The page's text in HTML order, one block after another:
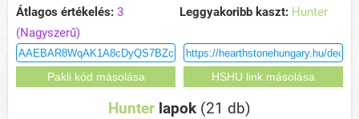
Átlagos értékelés: 3
(Nagyszerű)
Leggyakoribb kaszt: Hunter
Hunter lapok (21 db)